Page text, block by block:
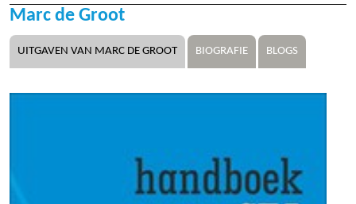
Marc de Groot
UITGAVEN VAN MARC DE GROOT BIOGRAFIE BLOGS